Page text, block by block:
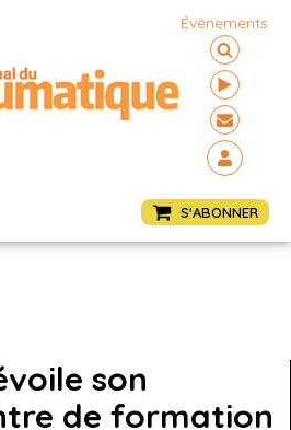
Événements
S'ABONNER
son
de formation